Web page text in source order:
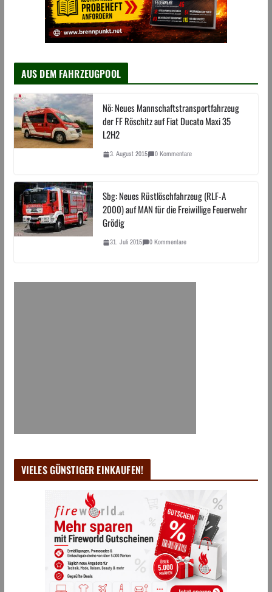
AUS DEM FAHRZEUGPOOL
Nö: Neues Mannschaftstransportfahrzeug
der FF Röschitz auf Fiat Ducato Maxi 35
L2H2
3. August 2015 0 Kommentare
Sbg: Neues Rüstlöschfahrzeug (RLF-A
2000) auf MAN für die Freiwillige Feuerwehr
Grödig
31. Juli 2015 0 Kommentare
VIELES GÜNSTIGER EINKAUFEN!